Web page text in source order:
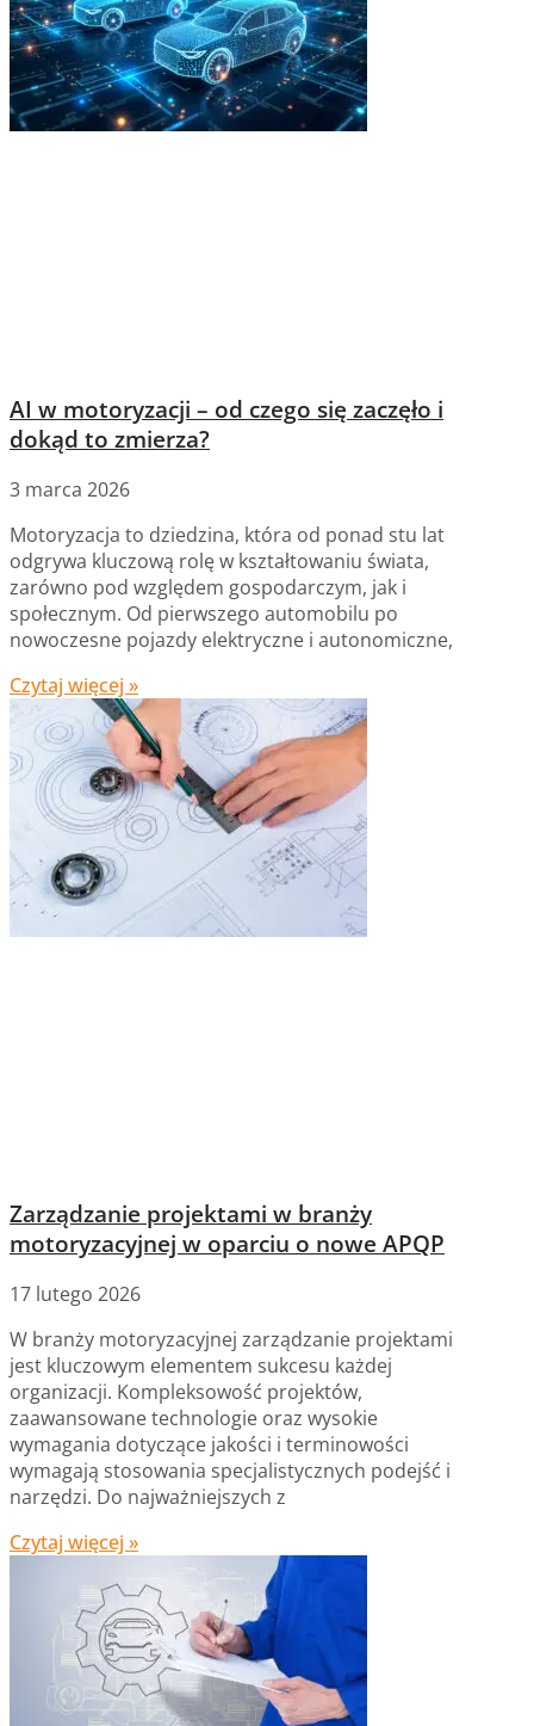
AI w motoryzacji – od czego się zaczęło i
dokąd to zmierza?
3 marca 2026
Motoryzacja to dziedzina, która od ponad stu lat
odgrywa kluczową rolę w kształtowaniu świata,
zarówno pod względem gospodarczym, jak i
społecznym. Od pierwszego automobilu po
nowoczesne pojazdy elektryczne i autonomiczne,
Czytaj więcej »
Zarządzanie projektami w branży
motoryzacyjnej w oparciu o nowe APQP
17 lutego 2026
W branży motoryzacyjnej zarządzanie projektami
jest kluczowym elementem sukcesu każdej
organizacji. Kompleksowość projektów,
zaawansowane technologie oraz wysokie
wymagania dotyczące jakości i terminowości
wymagają stosowania specjalistycznych podejść i
narzędzi. Do najważniejszych z
Czytaj więcej »